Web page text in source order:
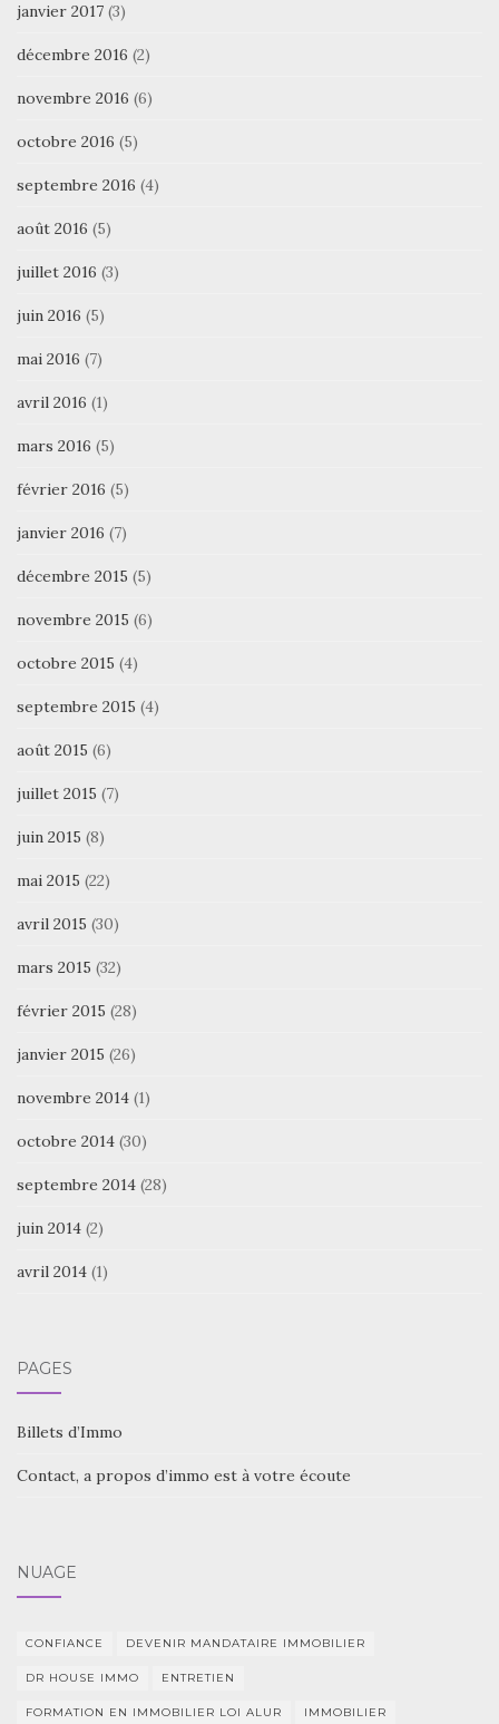
janvier 2017 (3)
décembre 2016 (2)
novembre 2016 (6)
octobre 2016 (5)
septembre 2016 (4)
août 2016 (5)
juillet 2016 (3)
juin 2016 (5)
mai 2016 (7)
avril 2016 (1)
mars 2016 (5)
février 2016 (5)
janvier 2016 (7)
décembre 2015 (5)
novembre 2015 (6)
octobre 2015 (4)
septembre 2015 (4)
août 2015 (6)
juillet 2015 (7)
juin 2015 (8)
mai 2015 (22)
avril 2015 (30)
mars 2015 (32)
février 2015 (28)
janvier 2015 (26)
novembre 2014 (1)
octobre 2014 (30)
septembre 2014 (28)
juin 2014 (2)
avril 2014 (1)
PAGES
Billets d’Immo
Contact, a propos d’immo est à votre écoute
NUAGE
CONFIANCE DEVENIR MANDATAIRE IMMOBILIER
DR HOUSE IMMO ENTRETIEN
FORMATION EN IMMOBILIER LOI ALUR IMMOBILIER